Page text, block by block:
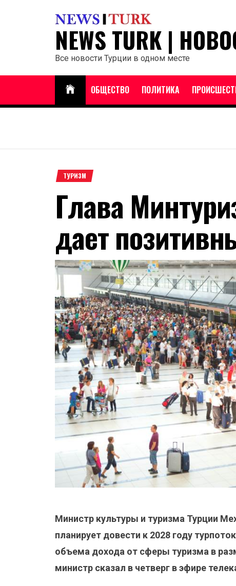
NEWS TURK |
Все новости Турции в одном месте
ОБЩЕСТВО ПОЛИТИКА
ТУРИЗМ
Глава
дает
Министр культуры и туризма Турции
планирует довести к 2028 году
объема дохода от сферы туризма в
министр сказал в четверг в эфире